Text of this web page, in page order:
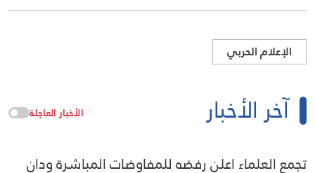
الإعلام الحربي
آخر الأخبار الأخبار العاجلة
تجمع العلماء اعلن رفضه للمفاوضات المباشرة ودان